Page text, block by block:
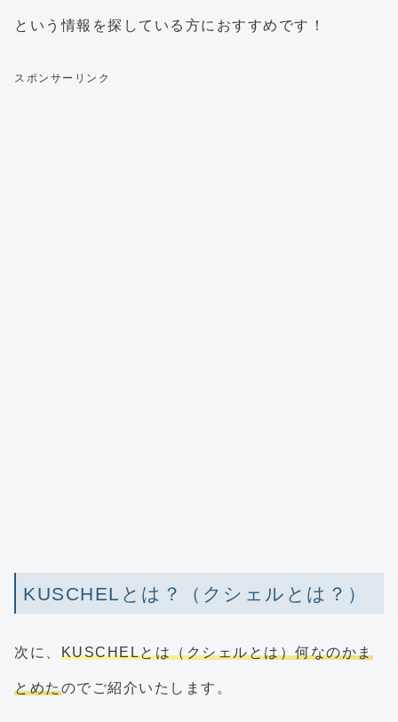
という情報を探している方におすすめです！
スポンサーリンク
KUSCHELとは？（クシェルとは？）
次に、 KUSCHELとは（クシェルとは）何なのかま
とめたのでご紹介いたします。